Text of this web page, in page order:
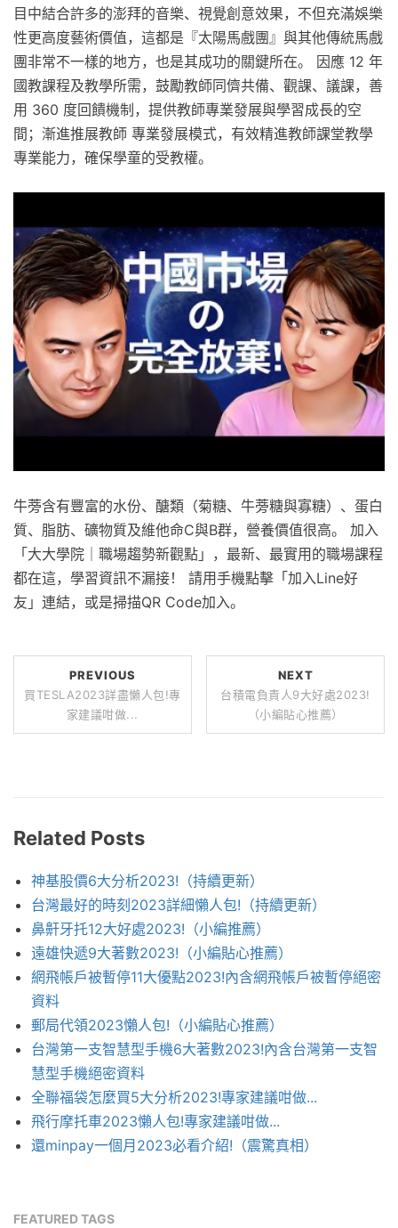
目中結合許多的澎拜的音樂、視覺創意效果，不但充滿娛樂
性更高度藝術價值，這都是『太陽馬戲團』與其他傳統馬戲
團非常不一樣的地方，也是其成功的關鍵所在。 因應 12 年
國教課程及教學所需，鼓勵教師同儕共備、觀課、議課，善
用 360 度回饋機制，提供教師專業發展與學習成長的空
間；漸進推展教師 專業發展模式，有效精進教師課堂教學
專業能力，確保學童的受教權。
牛蒡含有豐富的水份、醣類（菊糖、牛蒡糖與寡糖）、蛋白
質、脂肪、礦物質及維他命C與B群，營養價值很高。 加入
「大大學院｜職場趨勢新觀點」，最新、最實用的職場課程
都在這，學習資訊不漏接！ 請用手機點擊「加入Line好
友」連結，或是掃描QR Code加入。
PREVIOUS
買TESLA2023詳盡懶人包!專
家建議咁做...
NEXT
台積電負責人9大好處2023!
（小編貼心推薦）
Related Posts
神基股價6大分析2023!（持續更新）
台灣最好的時刻2023詳細懶人包!（持續更新）
鼻鼾牙托12大好處2023!（小編推薦）
遠雄快遞9大著數2023!（小編貼心推薦）
網飛帳戶被暫停11大優點2023!內含網飛帳戶被暫停絕密
資料
郵局代領2023懶人包!（小編貼心推薦）
台灣第一支智慧型手機6大著數2023!內含台灣第一支智
慧型手機絕密資料
全聯福袋怎麼買5大分析2023!專家建議咁做...
飛行摩托車2023懶人包!專家建議咁做...
還minpay一個月2023必看介紹!（震驚真相）
FEATURED TAGS